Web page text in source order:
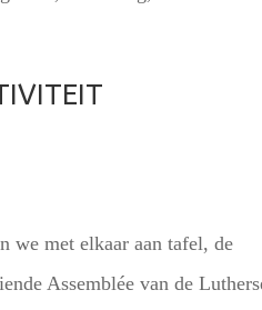
we met elkaar aan tafel, de
Assemblée van de